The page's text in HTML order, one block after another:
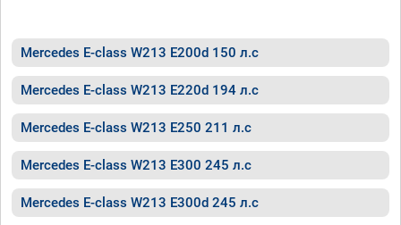
Mercedes E-class W213 E200d 150 л.с
Mercedes E-class W213 E220d 194 л.с
Mercedes E-class W213 E250 211 л.с
Mercedes E-class W213 E300 245 л.с
Mercedes E-class W213 E300d 245 л.с